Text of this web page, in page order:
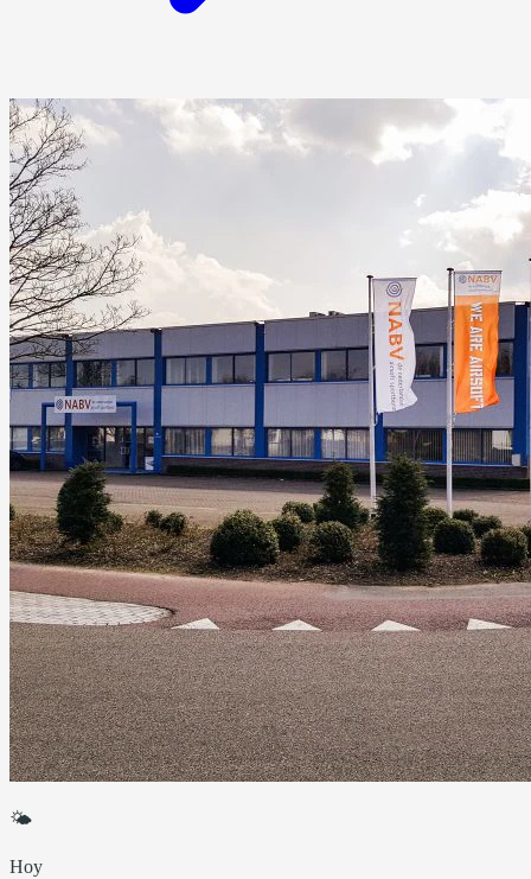
🌤
Hoy